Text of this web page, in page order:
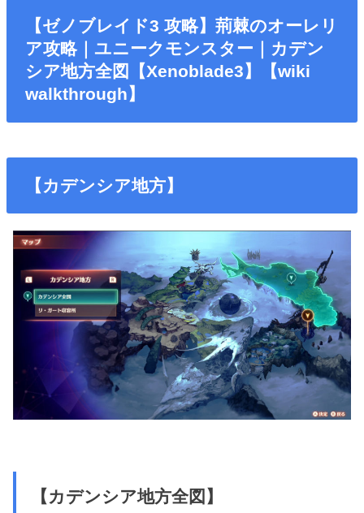
【ゼノブレイド3 攻略】荊棘のオーレリ
ア攻略｜ユニークモンスター｜カデン
シア地方全図【Xenoblade3】【wiki
walkthrough】
【カデンシア地方】
【カデンシア地方全図】